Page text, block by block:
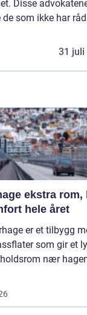
Disse
som ikke har
31 juli
rom, lys
hele året
er et tilbygg
som gir et
nær